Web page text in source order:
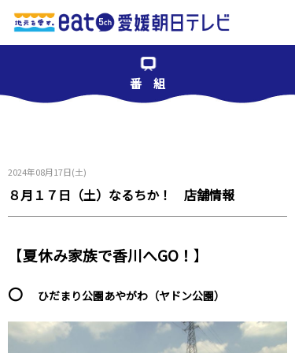
番 組
2024年08月17日(土)
８月１７日（土）なるちか！ 店舗情報
【夏休み家族で香川へGO！ 】
〇
ひだまり公園あやがわ（ヤドン公園）